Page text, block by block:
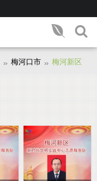
梅河口市 梅河新区